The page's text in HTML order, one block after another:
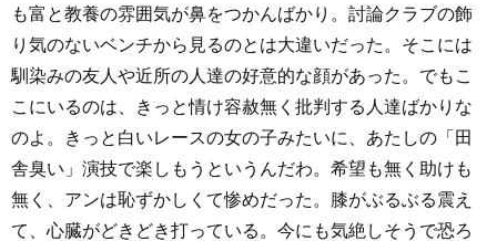
も富と教養の雰囲気が鼻をつかんばかり。討論クラブの飾
り気のないベンチから見るのとは大違いだった。そこには
馴染みの友人や近所の人達の好意的な顔があった。でもこ
こにいるのは、きっと情け容赦無く批判する人達ばかりな
のよ。きっと白いレースの女の子みたいに、あたしの「田
舎臭い」演技で楽しもうというんだわ。希望も無く助けも
無く、アンは恥ずかしくて惨めだった。膝がぶるぶる震え
て、心臓がどきどき打っている。今にも気絶しそうで恐ろ